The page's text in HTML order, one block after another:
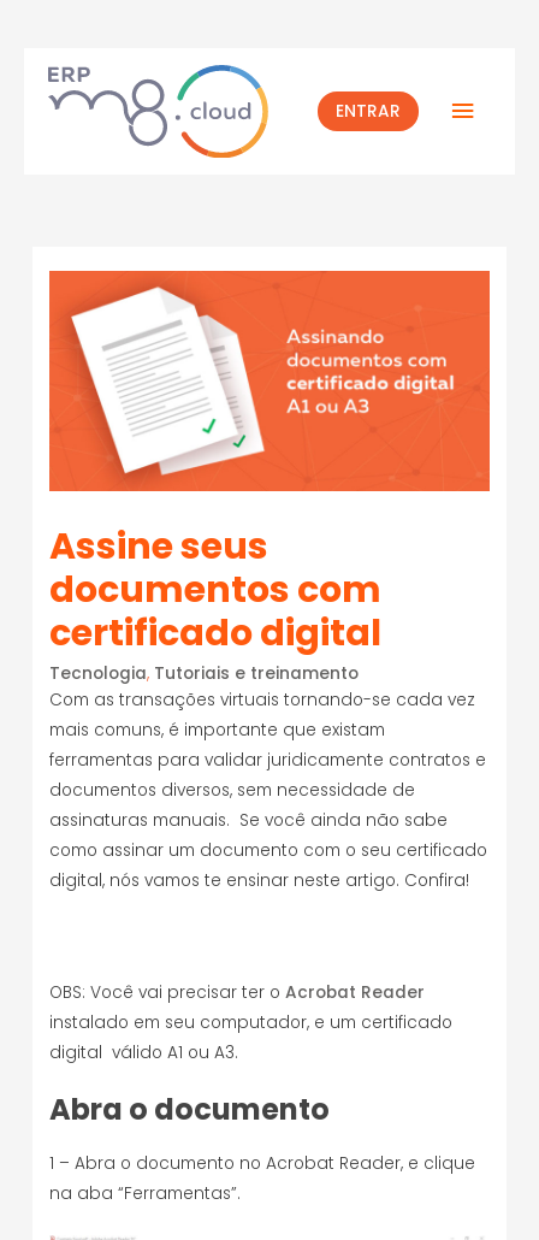
ENTRAR
Assine seus
documentos com
certificado digital
Tecnologia, Tutoriais e treinamento
Com as transações virtuais tornando-se cada vez
mais comuns, é importante que existam
ferramentas para validar juridicamente contratos e
documentos diversos, sem necessidade de
assinaturas manuais. Se você ainda não sabe
como assinar um documento com o seu certificado
digital, nós vamos te ensinar neste artigo. Confira!
OBS: Você vai precisar ter oAcrobat Reader
instalado em seu computador, e um certificado
digital válido A1 ou A3.
Abra o documento
1 – Abra o documento no Acrobat Reader, e clique
na aba “Ferramentas”.